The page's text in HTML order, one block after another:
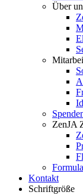
Über
ZenJA
Kontakt
Schriftgröße